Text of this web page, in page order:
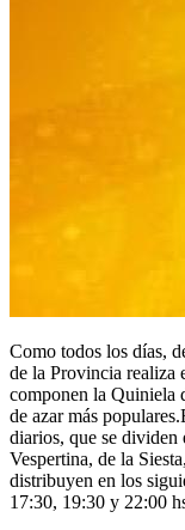
Como todos los días,
de la Provincia realiza
componen la Quiniela
de azar más
diarios, que se dividen
Vespertina, de la
distribuyen en los
17:30, 19:30 y 22:00